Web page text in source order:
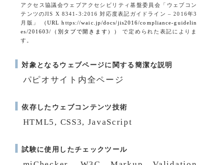
アクセス協議会ウェブアクセシビリティ基盤委員会「ウェブコン
テンツのJIS X 8341-3:2016 対応度表記ガイドライン – 2016年3
月版」
（URL https://waic.jp/docs/jis2016/compliance-guidelin
es/201603/（別タブで開きます））で定められた表記によりま
す。
対象となるウェブページに関する簡潔な説明
パピオサイト内全ページ
依存したウェブコンテンツ技術
HTML5, CSS3, JavaScript
試験に使用したチェックツール